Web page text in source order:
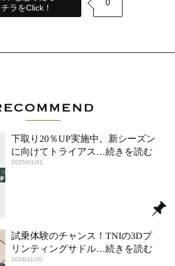
チラをClick！
0
下取り20％UP実施中。新シーズン
に向けてトライアス …続きを読む
2025/01/01
試乗体験のチャンス！TNIの3Dプ
リンティングサドル…続きを読む
2024/11/20